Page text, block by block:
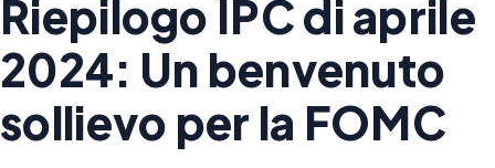
Riepilogo IPC di aprile
2024: Un benvenuto
sollievo per la FOMC